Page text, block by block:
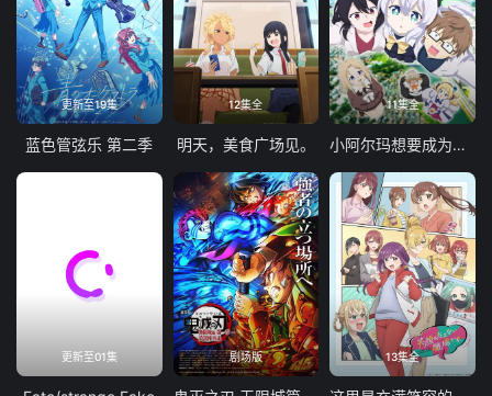
更新至19集
蓝色管弦乐 第二季
12集全
明天，美食广场见。
11集全
小阿尔玛想要成为家人
更新至01集 剧场版 13集全